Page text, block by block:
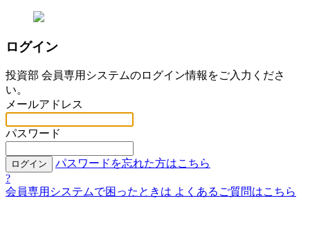
ログイン
投資部 会員専用システムのログイン情報をご入力くださ
い。
メールアドレス
パスワード
ログイン
パスワードを忘れた方はこちら
?
会員専用システムで困ったときは よくあるご質問はこちら